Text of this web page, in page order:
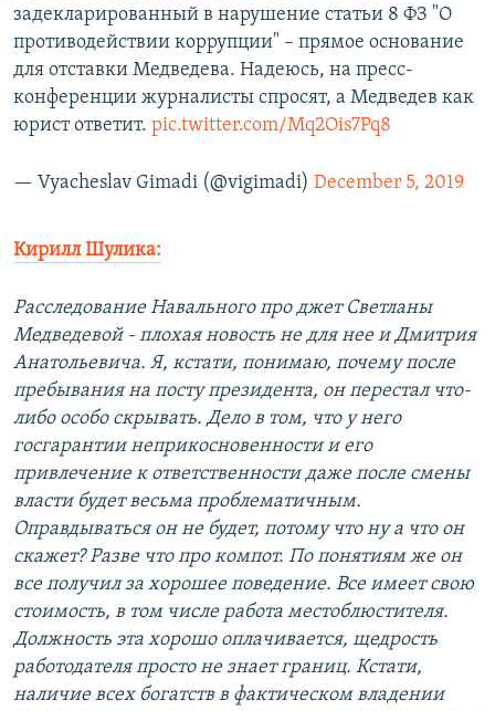
задекларированный в нарушение статьи 8 ФЗ "О
противодействии коррупции" – прямое основание
для отставки Медведева. Надеюсь, на пресс-
конференции журналисты спросят, а Медведев как
юрист ответит. pic.twitter.com/Mq2Ois7Pq8
— Vyacheslav Gimadi (@vigimadi) December 5, 2019
Кирилл Шулика:
Расследование Навального про джет Светланы
Медведевой - плохая новость не для нее и Дмитрия
Анатольевича. Я, кстати, понимаю, почему после
пребывания на посту президента, он перестал что-
либо особо скрывать. Дело в том, что у него
госгарантии неприкосновенности и его
привлечение к ответственности даже после смены
власти будет весьма проблематичным.
Оправдываться он не будет, потому что ну а что он
скажет? Разве что про компот. По понятиям же он
все получил за хорошее поведение. Все имеет свою
стоимость, в том числе работа местоблюстителя.
Должность эта хорошо оплачивается, щедрость
работодателя просто не знает границ. Кстати,
наличие всех богатств в фактическом владении